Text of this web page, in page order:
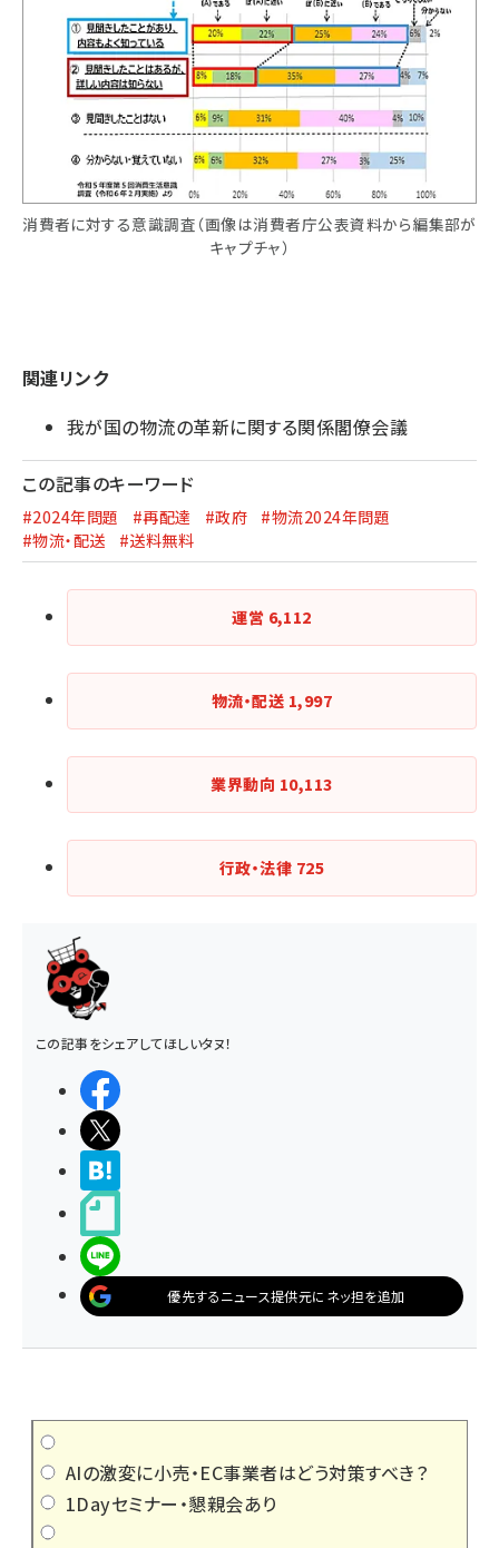
消費者に対する意識調査（画像は消費者庁公表資料から編集部が
キャプチャ）
関連リンク
我が国の物流の革新に関する関係閣僚会議
この記事のキーワード
#2024年問題 #再配達 #政府
#物流2024年問題
#物流・配送
#送料無料
運営 6,112
物流・配送 1,997
業界動向 10,113
行政・法律 725
この記事をシェアしてほしいタヌ！
優先するニュース提供元にネッ担を追加
AIの激変に小売・EC事業者はどう対策すべき？
1Dayセミナー・懇親会あり